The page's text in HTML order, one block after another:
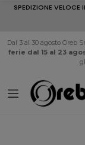
SPEDIZIONE VELOCE
Dal 3 al 30 agosto Oreb
ferie dal 15 al 23